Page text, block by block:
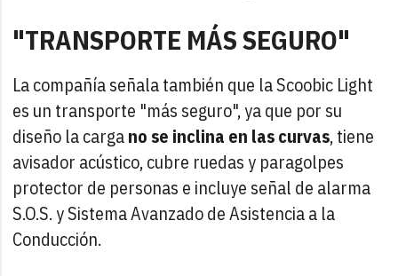
"TRANSPORTE MÁS SEGURO"
La compañía señala también que la Scoobic Light
es un transporte "más seguro", ya que por su
diseño la cargano se inclina en las curvas, tiene
avisador acústico, cubre ruedas y paragolpes
protector de personas e incluye señal de alarma
S.O.S. y Sistema Avanzado de Asistencia a la
Conducción.